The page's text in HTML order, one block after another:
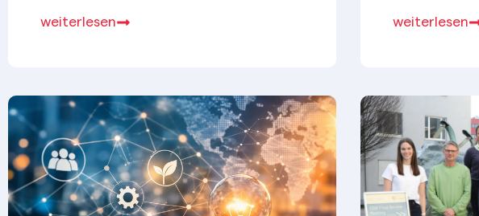
€ Coaching gewinnen.
weiterlesen weiterlesen